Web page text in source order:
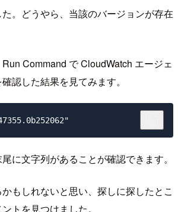
。どうやら、当該のバージョンが存在
Command で CloudWatch エージェ
認した結果を見てみます。
に文字列があることが確認できます。
もしれないと思い、探しに探したとこ
トを見つけました。